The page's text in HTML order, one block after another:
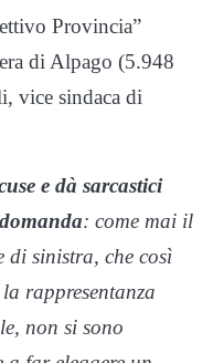
Provincia”
di Alpago (5.948
vice sindaca di
e dà sarcastici
: come mai il
di sinistra, che così
rappresentanza
non si sono